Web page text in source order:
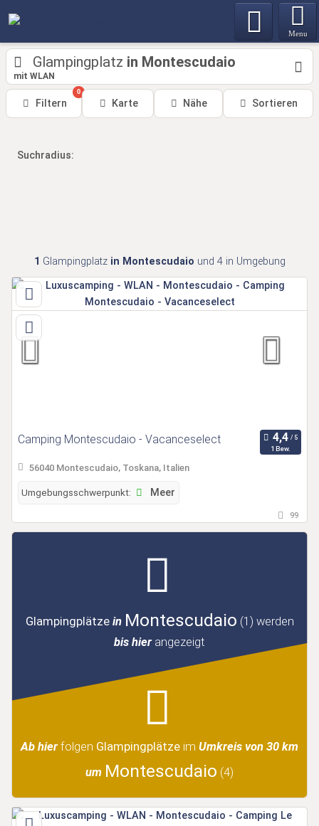
Menu
Glampingplatz in Montescudaio
mit WLAN
Filtern
0
Karte Nähe Sortieren
Suchradius:
1 Glampingplatz in Montescudaio und 4 in Umgebung
Camping Montescudaio - Vacanceselect
1 Bew.
56040 Montescudaio, Toskana, Italien
Umgebungsschwerpunkt: Meer
99
Glampingplätze in Montescudaio (1) werden
bis hierangezeigt
Ab hierfolgen Glampingplätze im Umkreis von 30 km
um Montescudaio (4)